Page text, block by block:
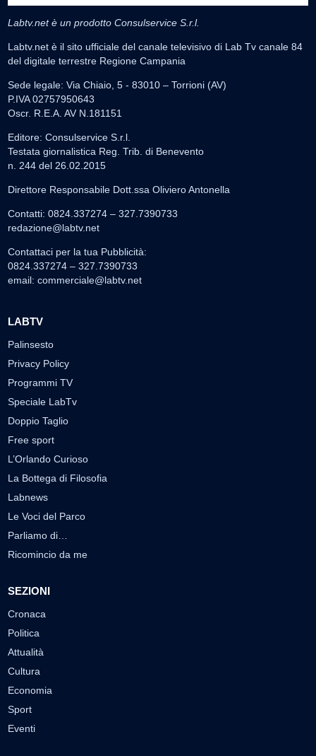
Labtv.net è un prodotto Consulservice S.r.l.
Labtv.net è il sito ufficiale del canale televisivo di Lab Tv canale 84
del digitale terrestre Regione Campania
Sede legale: Via Chiaio, 5 - 83010 – Torrioni (AV)
P.IVA 02757950643
Oscr. R.E.A. AV N.181151
Editore: Consulservice S.r.l.
Testata giornalistica Reg. Trib. di Benevento
n. 244 del 26.02.2015
Direttore Responsabile Dott.ssa Oliviero Antonella
Contatti: 0824.337274 – 327.7390733
redazione@labtv.net
Contattaci per la tua Pubblicità:
0824.337274 – 327.7390733
email: commerciale@labtv.net
LABTV
Palinsesto
Privacy Policy
Programmi TV
Speciale LabTv
Doppio Taglio
Free sport
L’Orlando Curioso
La Bottega di Filosofia
Labnews
Le Voci del Parco
Parliamo di…
Ricomincio da me
SEZIONI
Cronaca
Politica
Attualità
Cultura
Economia
Sport
Eventi